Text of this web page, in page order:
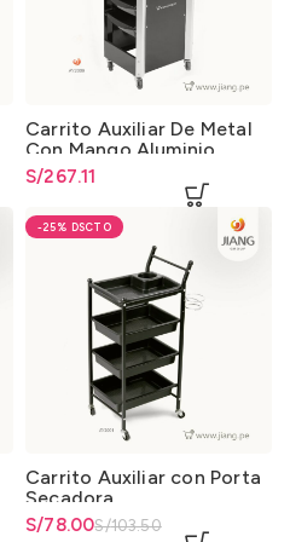
Carrito Auxiliar De Metal
Con Mango Aluminio
S/267.11
-25%
Carrito Auxiliar con Porta
Secadora
S/103.50
El precio original era:
S/78.00
El precio actual es: S/78.00.